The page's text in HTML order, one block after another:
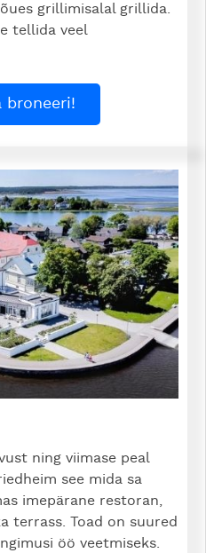
grillimisalal grillida.
tellida veel
broneeri!
ning viimase peal
see mida sa
imepärane restoran,
terrass. Toad on suured
öö veetmiseks.